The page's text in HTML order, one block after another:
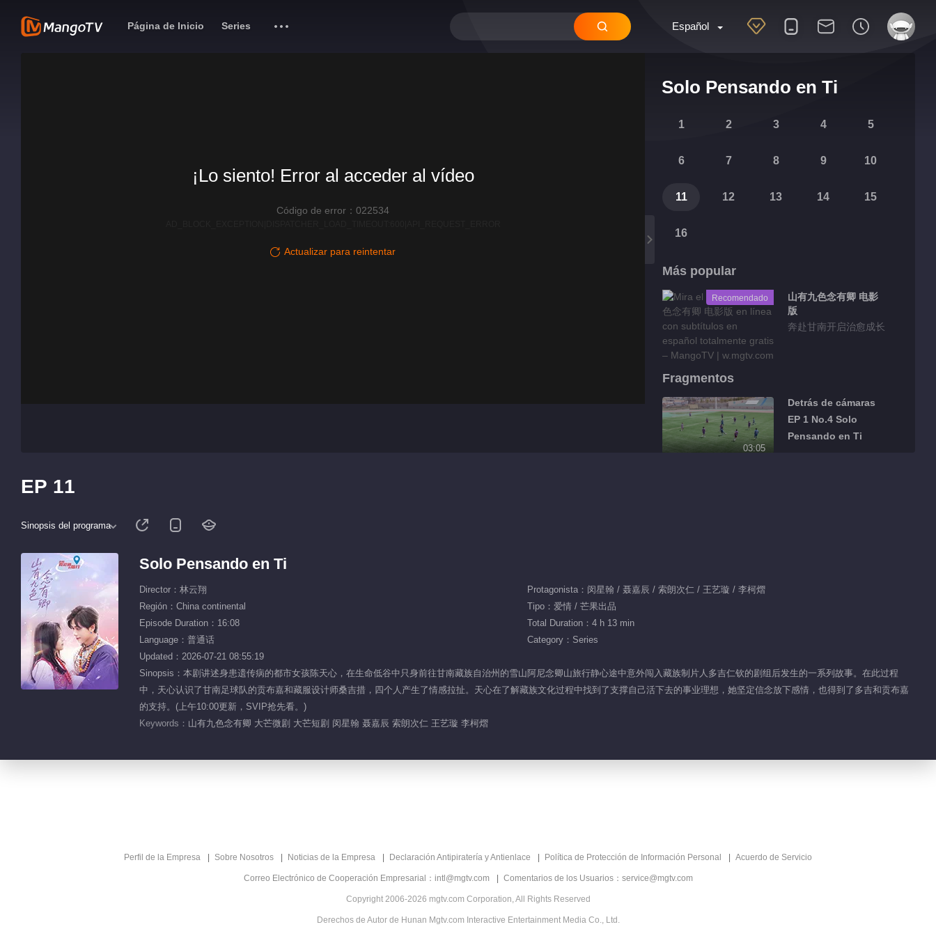
Español
Página de Inicio Series
Solo Pensando en Ti
1 2 3 4 5
6 7 8 9 10
11 12 13 14 15
16
Más popular
Recomendado
山有九色念有卿 电影
版
奔赴甘南开启治愈成长
Fragmentos
03:05
Detrás de cámaras
EP 1 No.4 Solo
Pensando en Ti
03:00
03:00
¡Lo siento! Error al acceder al vídeo
Código de error：022534
Actualizar para reintentar
EP 11
Sinopsis del programa
Solo Pensando en Ti
Director：林云翔
Protagonista：闵星翰 / 聂嘉辰 / 索朗次仁 / 王艺璇 / 李柯熠
Región：China continental
Tipo：爱情 / 芒果出品
Episode Duration：16:08
Total Duration：4 h 13 min
Language：普通话
Category：Series
Updated：2026-07-21 08:55:19
Sinopsis：本剧讲述身患遗传病的都市女孩陈天心，在生命低谷中只身前往甘南藏族自治州的雪山阿尼念卿山旅行静心途中意外闯入藏族制片人多吉仁钦的剧组后发生的一系列故事。在此过程
中，天心认识了甘南足球队的贡布嘉和藏服设计师桑吉措，四个人产生了情感拉扯。天心在了解藏族文化过程中找到了支撑自己活下去的事业理想，她坚定信念放下感情，也得到了多吉和贡布嘉
的支持。(上午10:00更新，SVIP抢先看。)
Keywords： 山有九色念有卿 大芒微剧 大芒短剧 闵星翰 聂嘉辰 索朗次仁 王艺璇 李柯熠
Perfil de la Empresa Sobre Nosotros Noticias de la Empresa Declaración Antipiratería y Antienlace Política de Protección de Información Personal Acuerdo de Servicio
Correo Electrónico de Cooperación Empresarial：intl@mgtv.com Comentarios de los Usuarios：service@mgtv.com
Copyright 2006-2026 mgtv.com Corporation, All Rights Reserved
Derechos de Autor de Hunan Mgtv.com Interactive Entertainment Media Co., Ltd.